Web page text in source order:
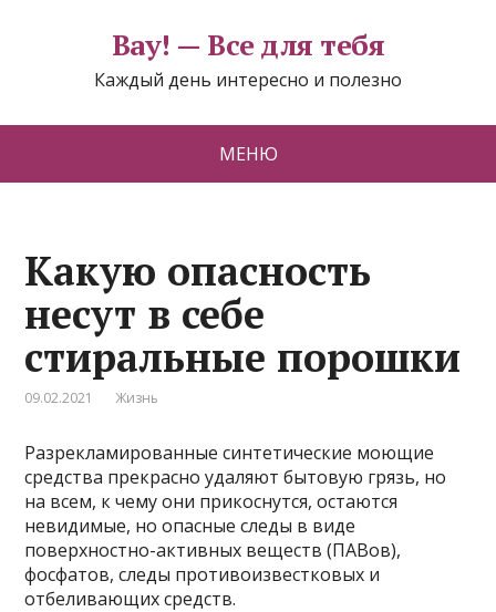
Вау! — Все для тебя
Каждый день интересно и полезно
МЕНЮ
Какую опасность
несут в себе
стиральные порошки
09.02.2021 Жизнь
Разрекламированные синтетические моющие
средства прекрасно удаляют бытовую грязь, но
на всем, к чему они прикоснутся, остаются
невидимые, но опасные следы в виде
поверхностно-активных веществ (ПАВов),
фосфатов, следы противоизвестковых и
отбеливающих средств.